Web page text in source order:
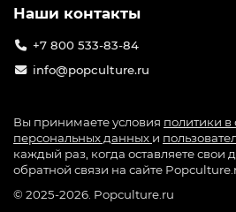
Наши контакты
+7 800 533-83-84
info@popculture.ru
Вы принимаете условия политики
персональных данных и
каждый раз, когда оставляете
обратной связи на сайте
© 2025-2026. Popculture.ru